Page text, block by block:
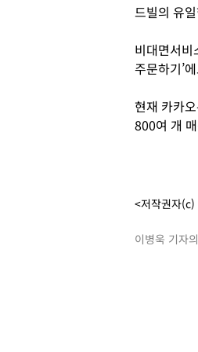
드빌의 유
비대면서비
주문하기’
현재 카카
800여 개
<저작권자(c)
이병욱 기자